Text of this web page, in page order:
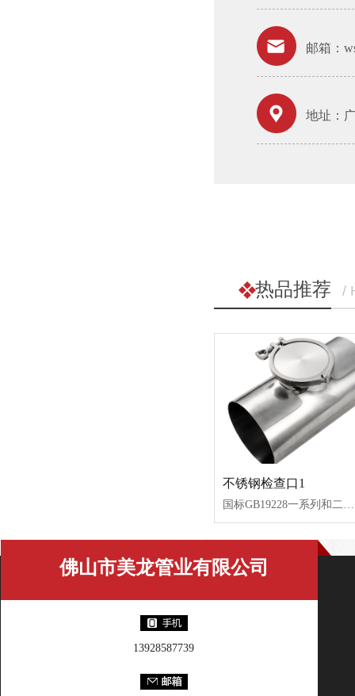
邮箱：
地址：
热品推荐 /
不锈钢检查口1
国标GB19228一系列和二系列。口径从DN50--DN200，库存量充足。交货周期快。
佛山市美龙管业有限公司
13928587739